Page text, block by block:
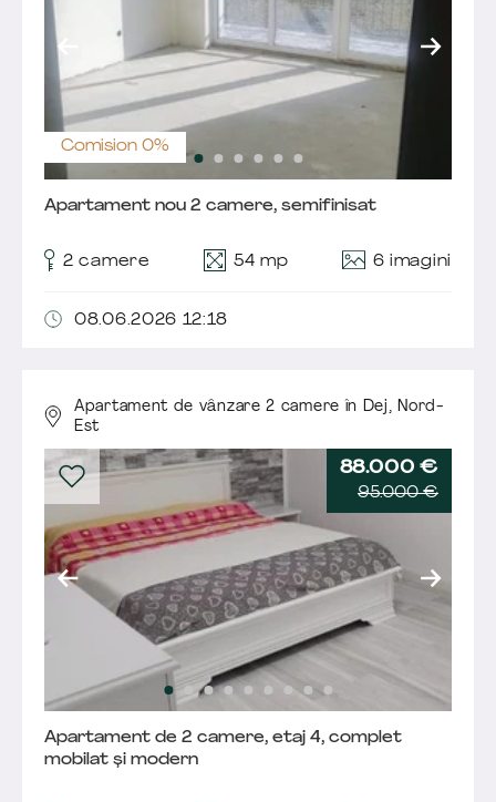
Comision 0%
Apartament nou 2 camere, semifinisat
2 camere 54 mp 6 imagini
08.06.2026 12:18
Apartament de vânzare 2 camere în Dej, Nord-
Est
88.000 €
95.000 €
Apartament de 2 camere, etaj 4, complet
mobilat și modern